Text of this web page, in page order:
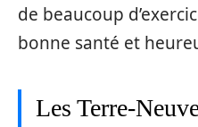
de beaucoup
bonne santé et
Les Terre-